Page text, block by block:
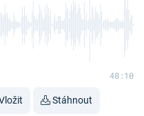
48:10
Stáhnout